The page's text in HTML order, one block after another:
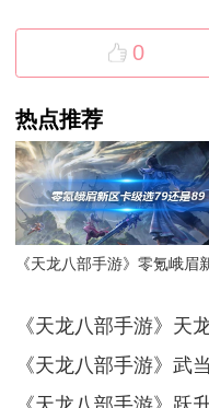
0
热点推荐
《天龙八部手游》天
《天龙八部手游》武